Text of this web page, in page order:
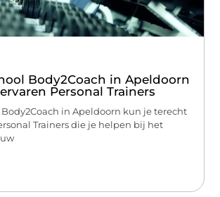
Body2Coach in Apeldoorn
Personal Trainers
in Apeldoorn kun je terecht
Trainers die je helpen bij het